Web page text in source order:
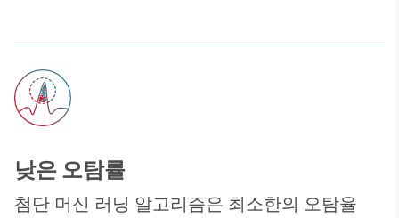
낮은 오탐률
첨단 머신 러닝 알고리즘은 최소한의 오탐율